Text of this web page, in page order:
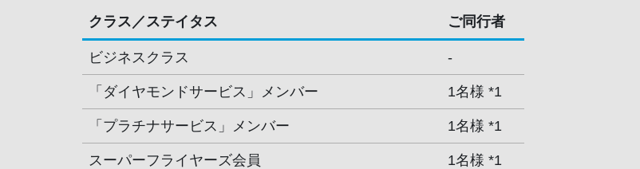
クラス／ステイタス ご同行者
ビジネスクラス -
「ダイヤモンドサービス」メンバー 1名様 *1
「プラチナサービス」メンバー 1名様 *1
スーパーフライヤーズ会員 1名様 *1